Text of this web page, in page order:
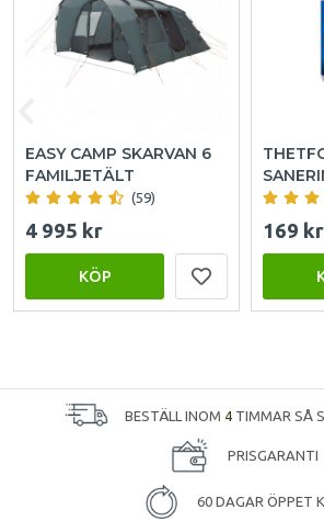
EASY CAMP SKARVAN 6
FAMILJETÄLT
(59)
4 995 kr
KÖP
169 kr
BESTÄLL INOM 4 TIMMAR SÅ
PRISGARANTI
60 DAGAR ÖPPET